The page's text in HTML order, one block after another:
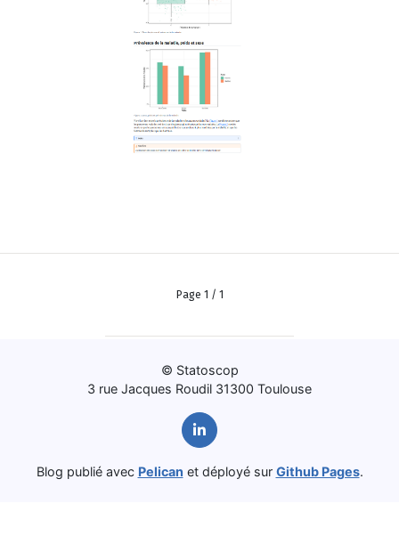
Page 1 / 1
© Statoscop
3 rue Jacques Roudil 31300 Toulouse
Blog publié avec Pelican et déployé sur Github Pages.